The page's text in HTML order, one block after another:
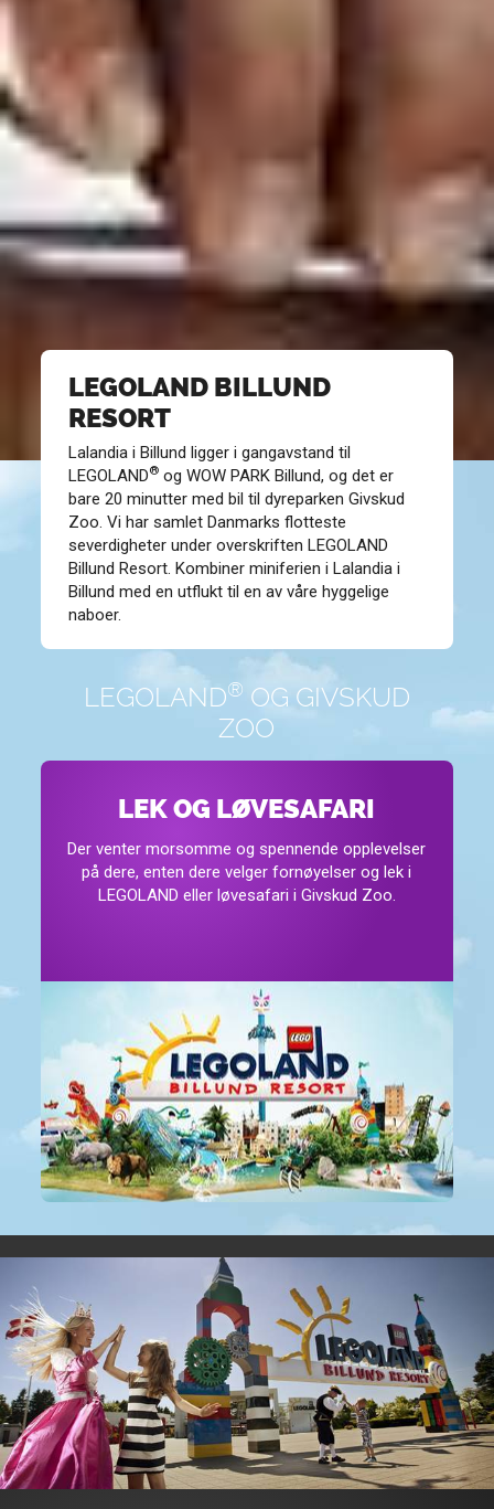
LEGOLAND BILLUND
RESORT
Lalandia i Billund ligger i gangavstand til
LEGOLAND® og WOW PARK Billund, og det er
bare 20 minutter med bil til dyreparken Givskud
Zoo. Vi har samlet Danmarks flotteste
severdigheter under overskriften LEGOLAND
Billund Resort. Kombiner miniferien i Lalandia i
Billund med en utflukt til en av våre hyggelige
naboer.
LEGOLAND® OG GIVSKUD
ZOO
LEK OG LØVESAFARI
Der venter morsomme og spennende opplevelser
på dere, enten dere velger fornøyelser og lek i
LEGOLAND eller løvesafari i Givskud Zoo.